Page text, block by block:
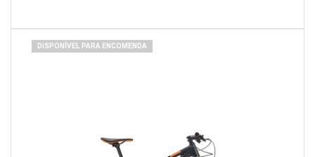
DISPONÍVEL PARA ENCOMENDA